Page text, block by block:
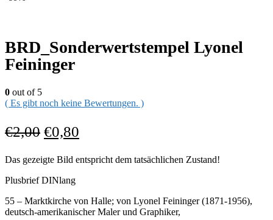
BRD_Sonderwertstempel Lyonel
Feininger
0 out of 5
( Es gibt noch keine Bewertungen. )
€2,00 €0,80
Das gezeigte Bild entspricht dem tatsächlichen Zustand!
Plusbrief DINlang
55 – Marktkirche von Halle; von Lyonel Feininger (1871-1956),
deutsch-amerikanischer Maler und Graphiker,